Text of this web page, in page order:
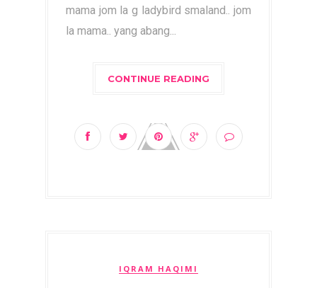
mama jom la g ladybird smaland.. jom
la mama.. yang abang...
CONTINUE READING
IQRAM HAQIMI